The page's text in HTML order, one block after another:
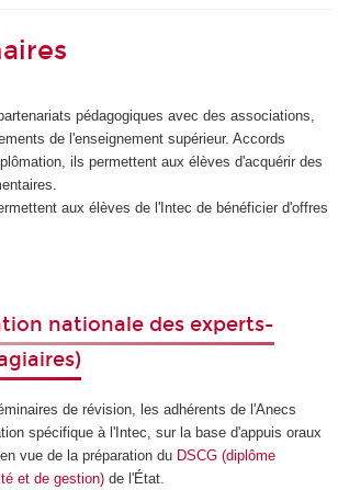
pédagogiques avec des associations,
de l'enseignement supérieur. Accords
ils permettent aux élèves d'acquérir des
aux élèves de l'Intec de bénéficier d'offres
nationale des experts-
de révision, les adhérents de l'Anecs
spécifique à l'Intec, sur la base d'appuis oraux
vue de la préparation du DSCG (diplôme
et de gestion)de l'État.